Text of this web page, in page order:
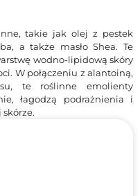
takie jak olej z pestek
a także masło Shea. Te
wodno-lipidową skóry
W połączeniu z alantoiną,
te roślinne emolienty
łagodzą podrażnienia i